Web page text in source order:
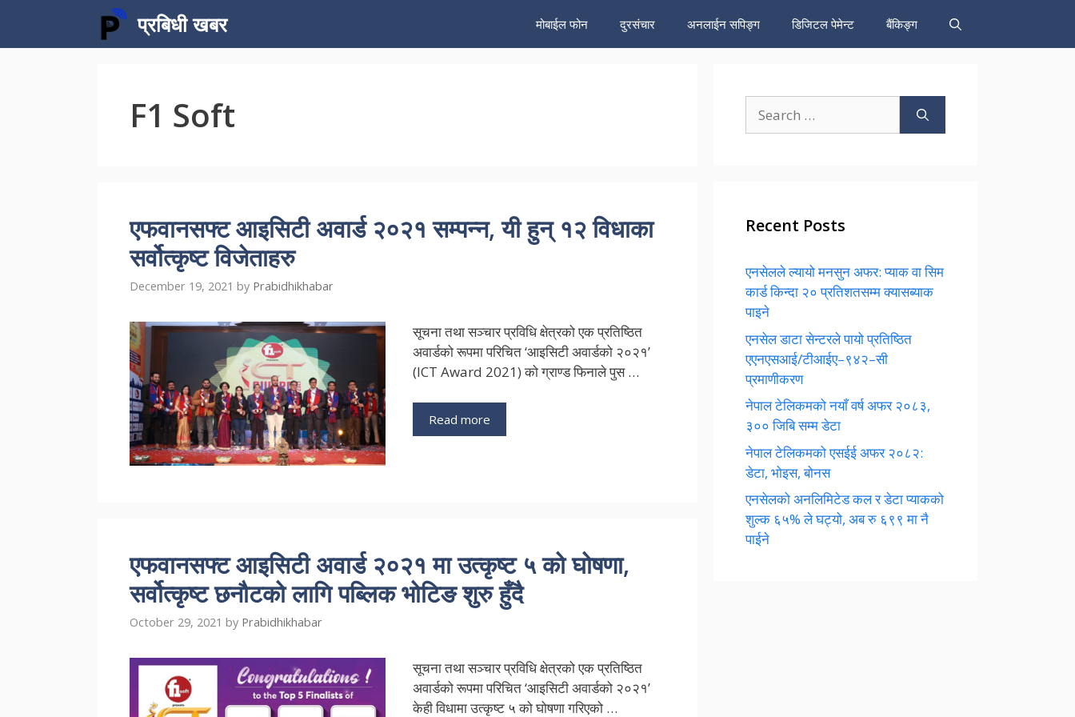
content
प्रबिधी खबर मोबाईल फोन दुरसंचार अनलाईन सपिङ्ग डिजिटल पेमेन्ट बैंकिङ्ग
F1 Soft
एफवानसफ्ट आइसिटी अवार्ड २०२१ सम्पन्न, यी हुन् १२ विधाका
सर्वोत्कृष्ट विजेताहरु
December 19, 2021 by Prabidhikhabar
सूचना तथा सञ्चार प्रविधि क्षेत्रको एक प्रतिष्ठित
अवार्डको रूपमा परिचित ‘आइसिटी अवार्डको २०२१’
(ICT Award 2021) को ग्राण्ड फिनाले पुस …
Read more
एफवानसफ्ट आइसिटी अवार्ड २०२१ मा उत्कृष्ट ५ को घोषणा,
सर्वोत्कृष्ट छनौटको लागि पब्लिक भोटिङ शुरु हुँदै
October 29, 2021 by Prabidhikhabar
सूचना तथा सञ्चार प्रविधि क्षेत्रको एक प्रतिष्ठित
अवार्डको रूपमा परिचित ‘आइसिटी अवार्डको २०२१’
केही विधामा उत्कृष्ट ५ को घोषणा गरिएको …
for:
Recent Posts
एनसेलले ल्यायो मनसुन अफर: प्याक वा सिम
कार्ड किन्दा २० प्रतिशतसम्म क्यासब्याक
पाइने
एनसेल डाटा सेन्टरले पायो प्रतिष्ठित
एएनएसआई/टीआईए–९४२–सी
प्रमाणीकरण
नेपाल टेलिकमको नयाँ वर्ष अफर २०८३,
३०० जिबि सम्म डेटा
नेपाल टेलिकमको एसईई अफर २०८२:
डेटा, भोइस, बोनस
एनसेलको अनलिमिटेड कल र डेटा प्याकको
शुल्क ६५% ले घट्यो, अब रु ६९९ मा नै
पाईने